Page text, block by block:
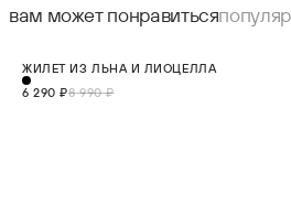
вам может понравиться
ЖИЛЕТ ИЗ ЛЬНА И ЛИОЦЕЛЛА
6 290 ₽8 990 ₽